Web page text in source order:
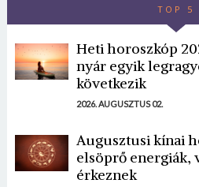
TOP 5
Heti horoszkóp
nyár egyik
következik
2026. AUGUSZTUS 02.
Augusztusi kínai
elsöprő
érkeznek